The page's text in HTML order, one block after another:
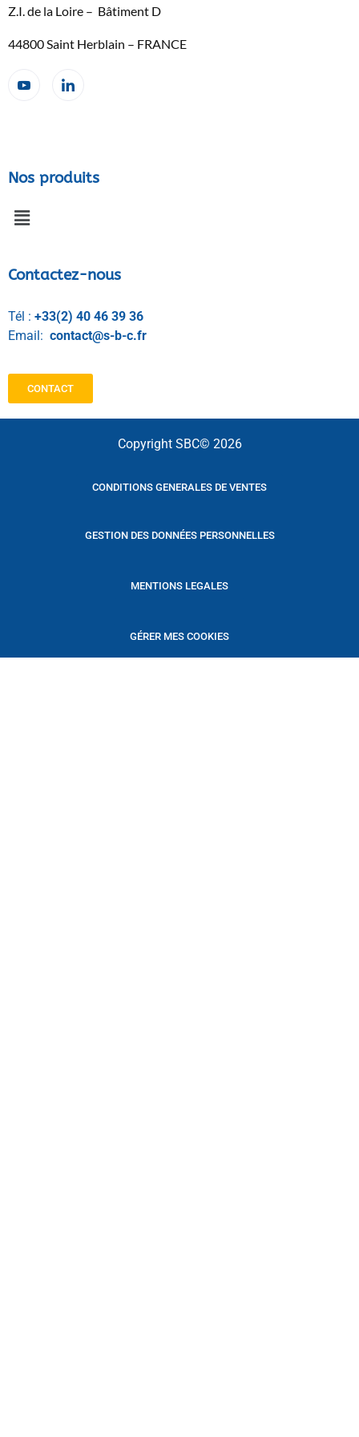
Z.I. de la Loire – Bâtiment D
44800 Saint Herblain – FRANCE
Nos produits
Contactez-nous
Tél : +33(2) 40 46 39 36
Email: contact@s-b-c.fr
CONTACT
Copyright SBC© 2026
CONDITIONS GENERALES DE VENTES
GESTION DES DONNÉES PERSONNELLES
MENTIONS LEGALES
GÉRER MES COOKIES